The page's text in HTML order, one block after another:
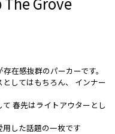
在感抜群のパーカーです。
してはもちろん、 インナー
春先はライトアウターとし
した話題の一枚です